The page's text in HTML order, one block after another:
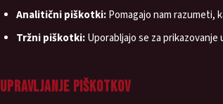
Analitični piškotki:Pomagajo nam razumeti,
Tržni piškotki:Uporabljajo se za prikazovanje
UPRAVLJANJE PIŠKOTKOV